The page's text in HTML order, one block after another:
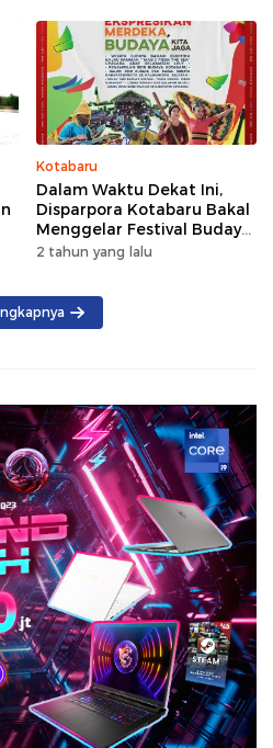
Kotabaru
Dalam Waktu Dekat Ini,
Disparpora Kotabaru Bakal
Menggelar Festival Budaya
Saijaan 2024
2 tahun yang lalu